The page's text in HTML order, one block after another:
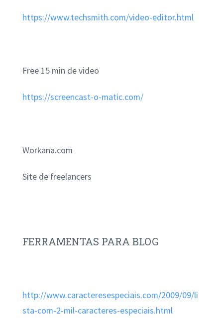
https://www.techsmith.com/video-editor.html
Free 15 min de video
https://screencast-o-matic.com/
Workana.com
Site de freelancers
FERRAMENTAS PARA BLOG
http://www.caracteresespeciais.com/2009/09/li
sta-com-2-mil-caracteres-especiais.html